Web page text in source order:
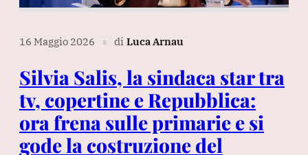
16 Maggio 2026 ∎ di Luca Arnau
Silvia Salis, la sindaca star tra
tv, copertine e Repubblica:
ora frena sulle primarie e si
gode la costruzione del